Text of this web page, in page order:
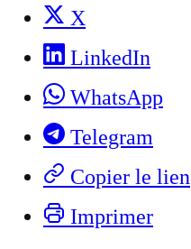
X
LinkedIn
WhatsApp
Telegram
Copier le lien
Imprimer